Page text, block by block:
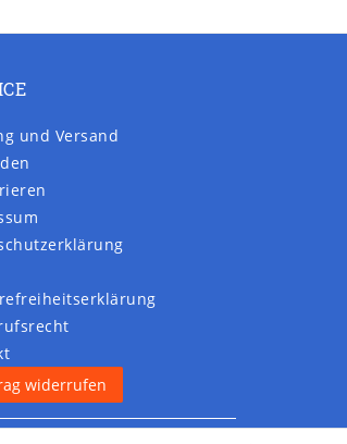
und Versand
widerrufen